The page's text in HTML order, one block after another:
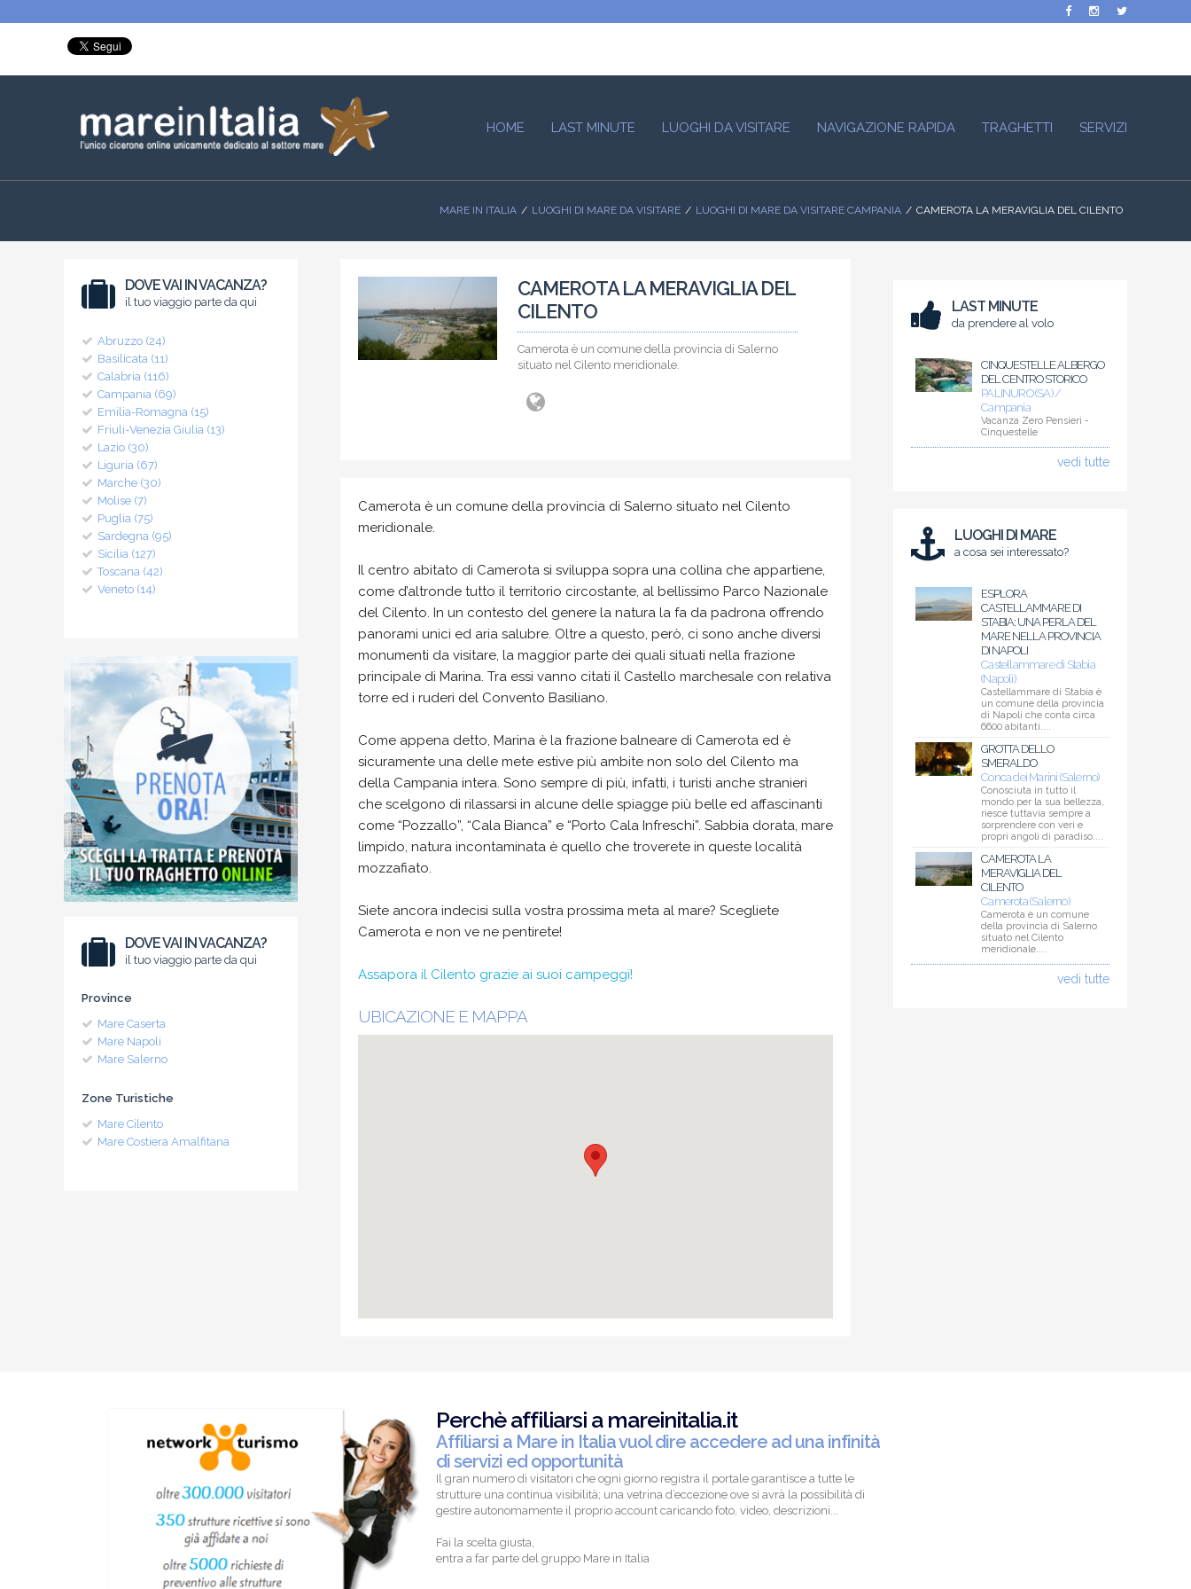
HOME LAST MINUTE LUOGHI DA VISITARE NAVIGAZIONE RAPIDA TRAGHETTI SERVIZI
MARE IN ITALIA LUOGHI DI MARE DA VISITARE LUOGHI DI MARE DA VISITARE CAMPANIA CAMEROTA LA MERAVIGLIA DEL CILENTO
DOVE VAI IN VACANZA?
il tuo viaggio parte da qui
Abruzzo (24)
Basilicata (11)
Calabria (116)
Campania (69)
Emilia-Romagna (15)
Friuli-Venezia Giulia (13)
Lazio (30)
Liguria (67)
Marche (30)
Molise (7)
Puglia (75)
Sardegna (95)
Sicilia (127)
Toscana (42)
Veneto (14)
DOVE VAI IN VACANZA?
il tuo viaggio parte da qui
Province
Mare Caserta
Mare Napoli
Mare Salerno
Zone Turistiche
Mare Cilento
Mare Costiera Amalfitana
CAMEROTA LA MERAVIGLIA DEL
CILENTO
Camerota è un comune della provincia di Salerno
situato nel Cilento meridionale.
Camerota è un comune della provincia di Salerno situato nel Cilento
meridionale.
Il centro abitato di Camerota si sviluppa sopra una collina che appartiene,
come d’altronde tutto il territorio circostante, al bellissimo Parco Nazionale
del Cilento. In un contesto del genere la natura la fa da padrona offrendo
panorami unici ed aria salubre. Oltre a questo, però, ci sono anche diversi
monumenti da visitare, la maggior parte dei quali situati nella frazione
principale di Marina. Tra essi vanno citati il Castello marchesale con relativa
torre ed i ruderi del Convento Basiliano.
Come appena detto, Marina è la frazione balneare di Camerota ed è
sicuramente una delle mete estive più ambite non solo del Cilento ma
della Campania intera. Sono sempre di più, infatti, i turisti anche stranieri
che scelgono di rilassarsi in alcune delle spiagge più belle ed affascinanti
come “Pozzallo”, “Cala Bianca” e “Porto Cala Infreschi”. Sabbia dorata, mare
limpido, natura incontaminata è quello che troverete in queste località
mozzafiato.
Siete ancora indecisi sulla vostra prossima meta al mare? Scegliete
Camerota e non ve ne pentirete!
Assapora il Cilento grazie ai suoi campeggi!
UBICAZIONE E MAPPA
LAST MINUTE
da prendere al volo
CINQUESTELLE ALBERGO
DEL CENTRO STORICO
PALINURO (SA) /
Campania
Vacanza Zero Pensieri -
Cinquestelle
vedi tutte
LUOGHI DI MARE
a cosa sei interessato?
ESPLORA
CASTELLAMMARE DI
STABIA: UNA PERLA DEL
MARE NELLA PROVINCIA
DI NAPOLI
Castellammare di Stabia
(Napoli)
Castellammare di Stabia è
un comune della provincia
di Napoli che conta circa
6600 abitanti....
GROTTA DELLO
SMERALDO
Conca dei Marini (Salerno)
Conosciuta in tutto il
mondo per la sua bellezza,
riesce tuttavia sempre a
sorprendere con veri e
propri angoli di paradiso....
CAMEROTA LA
MERAVIGLIA DEL
CILENTO
Camerota (Salerno)
Camerota è un comune
della provincia di Salerno
situato nel Cilento
meridionale....
vedi tutte
Perchè affiliarsi a mareinitalia.it
Affiliarsi a Mare in Italia vuol dire accedere ad una infinità
di servizi ed opportunità
Il gran numero di visitatori che ogni giorno registra il portale garantisce a tutte le
strutture una continua visibilità; una vetrina d’eccezione ove si avrà la possibilità di
gestire autonomamente il proprio account caricando foto, video, descrizioni...
Fai la scelta giusta,
entra a far parte del gruppo Mare in Italia